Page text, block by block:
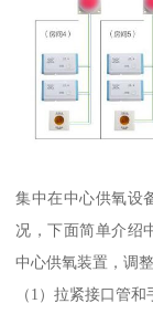
集中在中心供氧设
况，下面简单介绍
中心供氧装置，调
（1）拉紧接口管